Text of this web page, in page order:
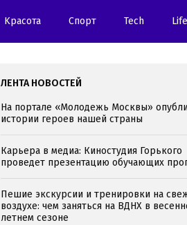
Kрасота Спорт Tech
ЛЕНТА НОВОСТЕЙ
На портале «Молодежь Москвы»
истории героев нашей страны
Карьера в медиа: Киностудия Горького
проведет презентацию обучающих
Пешие экскурсии и тренировки на
воздухе: чем заняться на ВДНХ в
летнем сезоне